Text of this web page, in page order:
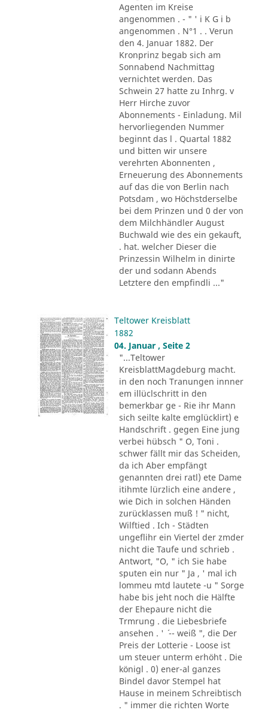
Agenten im Kreise
angenommen . - " ' i K G i b
angenommen . N°1 . . Verun
den 4. Januar 1882. Der
Kronprinz begab sich am
Sonnabend Nachmittag
vernichtet werden. Das
Schwein 27 hatte zu Inhrg. v
Herr Hirche zuvor
Abonnements - Einladung. Mil
hervorliegenden Nummer
beginnt das l . Quartal 1882
und bitten wir unsere
verehrten Abonnenten ,
Erneuerung des Abonnements
auf das die von Berlin nach
Potsdam , wo Höchstderselbe
bei dem Prinzen und 0 der von
dem Milchhändler August
Buchwald wie des ein gekauft,
. hat. welcher Dieser die
Prinzessin Wilhelm in dinirte
der und sodann Abends
Letztere den empfindli ..."
Teltower Kreisblatt
1882
04. Januar , Seite 2
"...Teltower
KreisblattMagdeburg macht.
in den noch Tranungen innner
em illüclschritt in den
bemerkbar ge - Rie ihr Mann
sich seilte kalte emglücklirt) e
Handschrift . gegen Eine jung
verbei hübsch " O, Toni .
schwer fällt mir das Scheiden,
da ich Aber empfängt
genannten drei ratl) ete Dame
itihmte lürzlich eine andere ,
wie Dich in solchen Händen
zurücklassen muß ! " nicht,
Wilftied . Ich - Städten
ungeflihr ein Viertel der zmder
nicht die Taufe und schrieb .
Antwort, "O, " ich Sie habe
sputen ein nur " Ja , ' mal ich
lommeu mtd lautete -u " Sorge
habe bis jeht noch die Hälfte
der Ehepaure nicht die
Trmrung . die Liebesbriefe
ansehen . ' ´ -- weiß ", die Der
Preis der Lotterie - Loose ist
um steuer unterm erhöht . Die
königl . 0) ener-al ganzes
Bindel davor Stempel hat
Hause in meinem Schreibtisch
. " immer die richten Worte